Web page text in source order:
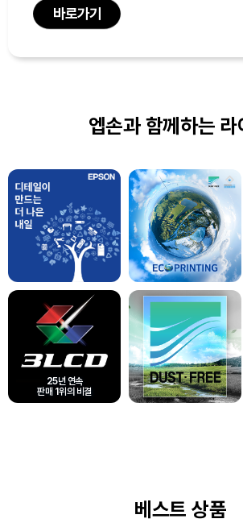
바로가기
엡손과 함께하는 라
25년 연속
판매 1위의 비결
베스트 상품